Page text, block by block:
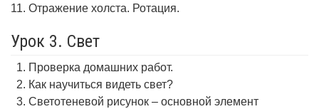
Отражение холста. Ротация.
Урок 3. Свет
Проверка домашних работ.
Как научиться видеть свет?
Светотеневой рисунок – основной элемент